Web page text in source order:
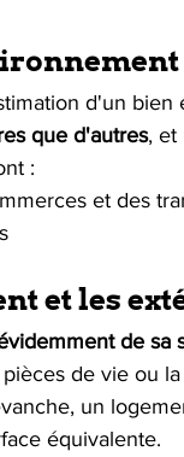
d'un bien
que d'autres, et
:
et des
et les
de sa
de vie ou
un
équivalente.